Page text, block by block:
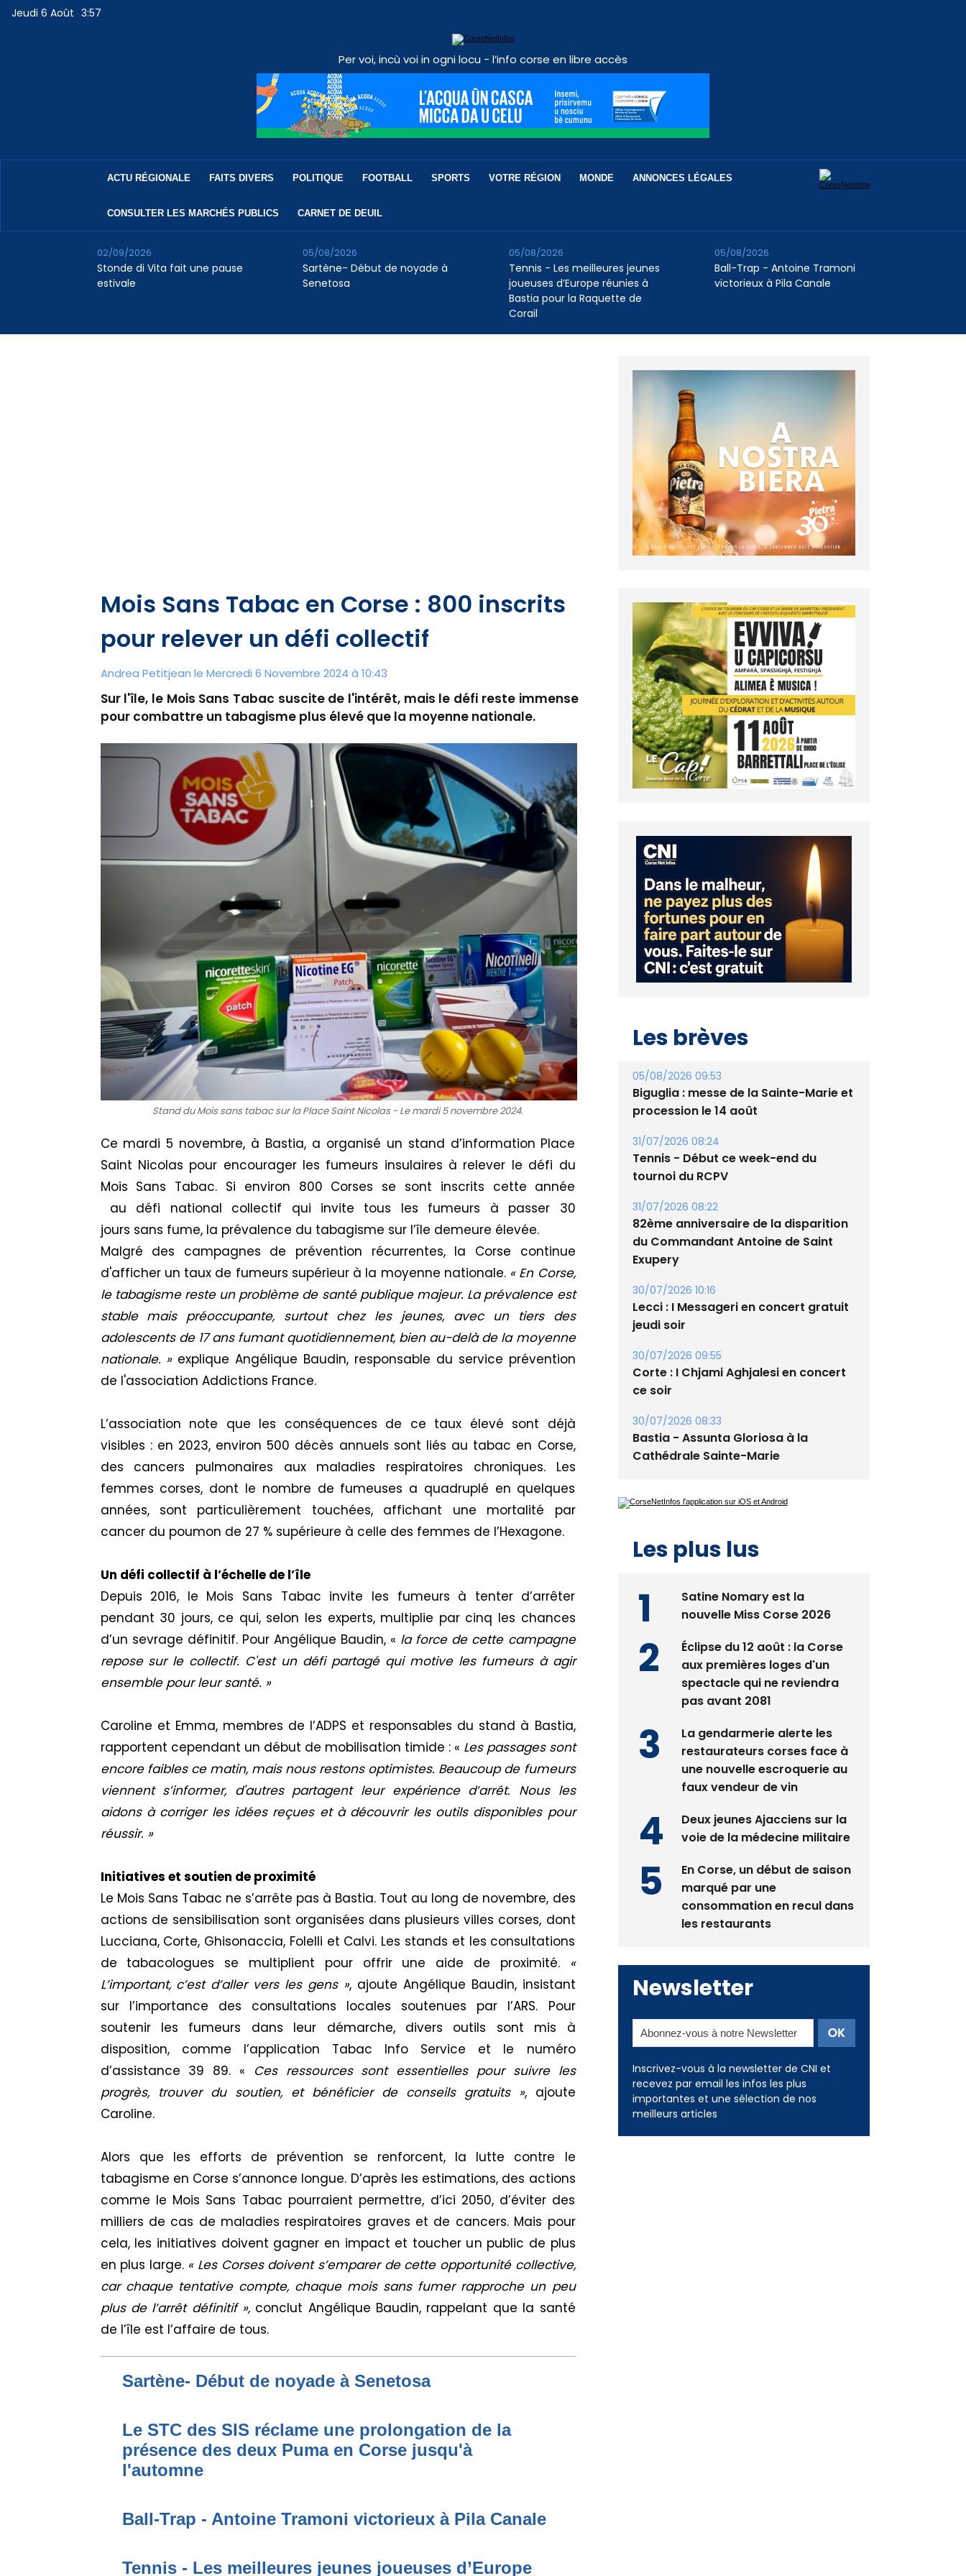
Jeudi 6 Août 3:57
Per voi, incù voi in ogni locu - l’info corse en libre accès
ACTU RÉGIONALE FAITS DIVERS POLITIQUE FOOTBALL SPORTS VOTRE RÉGION MONDE ANNONCES LÉGALES
CONSULTER LES MARCHÉS PUBLICS CARNET DE DEUIL
Stonde di Vita fait une pause
estivale
02/09/2026
Sartène- Début de noyade à
Senetosa
05/08/2026
Tennis - Les meilleures jeunes
joueuses d’Europe réunies à
Bastia pour la Raquette de
Corail
05/08/2026
Ball-Trap - Antoine Tramoni
victorieux à Pila Canale
05/08/2026
Mois Sans Tabac en Corse : 800 inscrits
pour relever un défi collectif
Andrea Petitjean le Mercredi 6 Novembre 2024 à 10:43
Sur l'île, le Mois Sans Tabac suscite de l'intérêt, mais le défi reste immense
pour combattre un tabagisme plus élevé que la moyenne nationale.
Stand du Mois sans tabac sur la Place Saint Nicolas - Le mardi 5 novembre 2024.
Ce mardi 5 novembre, à Bastia, a organisé un stand d’information Place
Saint Nicolas pour encourager les fumeurs insulaires à relever le défi du
Mois Sans Tabac. Si environ 800 Corses se sont inscrits cette année
au défi national collectif qui invite tous les fumeurs à passer 30
jours sans fume, la prévalence du tabagisme sur l’île demeure élevée.
Malgré des campagnes de prévention récurrentes, la Corse continue
d'afficher un taux de fumeurs supérieur à la moyenne nationale. « En Corse,
le tabagisme reste un problème de santé publique majeur. La prévalence est
stable mais préoccupante, surtout chez les jeunes, avec un tiers des
adolescents de 17 ans fumant quotidiennement, bien au-delà de la moyenne
nationale. » explique Angélique Baudin, responsable du service prévention
de l'association Addictions France.
L’association note que les conséquences de ce taux élevé sont déjà
visibles : en 2023, environ 500 décès annuels sont liés au tabac en Corse,
des cancers pulmonaires aux maladies respiratoires chroniques. Les
femmes corses, dont le nombre de fumeuses a quadruplé en quelques
années, sont particulièrement touchées, affichant une mortalité par
cancer du poumon de 27 % supérieure à celle des femmes de l’Hexagone.
Un défi collectif à l’échelle de l’île
Depuis 2016, le Mois Sans Tabac invite les fumeurs à tenter d’arrêter
pendant 30 jours, ce qui, selon les experts, multiplie par cinq les chances
d’un sevrage définitif. Pour Angélique Baudin, « la force de cette campagne
repose sur le collectif. C'est un défi partagé qui motive les fumeurs à agir
ensemble pour leur santé. »
Caroline et Emma, membres de l’ADPS et responsables du stand à Bastia,
rapportent cependant un début de mobilisation timide : « Les passages sont
encore faibles ce matin, mais nous restons optimistes. Beaucoup de fumeurs
viennent s’informer, d'autres partagent leur expérience d’arrêt. Nous les
aidons à corriger les idées reçues et à découvrir les outils disponibles pour
réussir. »
Initiatives et soutien de proximité
Le Mois Sans Tabac ne s’arrête pas à Bastia. Tout au long de novembre, des
actions de sensibilisation sont organisées dans plusieurs villes corses, dont
Lucciana, Corte, Ghisonaccia, Folelli et Calvi. Les stands et les consultations
de tabacologues se multiplient pour offrir une aide de proximité.«
L’important, c’est d’aller vers les gens », ajoute Angélique Baudin, insistant
sur l’importance des consultations locales soutenues par l’ARS. Pour
soutenir les fumeurs dans leur démarche, divers outils sont mis à
disposition, comme l’application Tabac Info Service et le numéro
d’assistance 39 89. « Ces ressources sont essentielles pour suivre les
progrès, trouver du soutien, et bénéficier de conseils gratuits », ajoute
Caroline.
Alors que les efforts de prévention se renforcent, la lutte contre le
tabagisme en Corse s’annonce longue. D’après les estimations, des actions
comme le Mois Sans Tabac pourraient permettre, d’ici 2050, d’éviter des
milliers de cas de maladies respiratoires graves et de cancers. Mais pour
cela, les initiatives doivent gagner en impact et toucher un public de plus
en plus large.« Les Corses doivent s’emparer de cette opportunité collective,
car chaque tentative compte, chaque mois sans fumer rapproche un peu
plus de l’arrêt définitif »,conclut Angélique Baudin, rappelant que la santé
de l’île est l’affaire de tous.
Sartène- Début de noyade à Senetosa
Le STC des SIS réclame une prolongation de la
présence des deux Puma en Corse jusqu'à
l'automne
Ball-Trap - Antoine Tramoni victorieux à Pila Canale
Tennis - Les meilleures jeunes joueuses d’Europe
Les brèves
05/08/2026 09:53
Biguglia : messe de la Sainte-Marie et
procession le 14 août
31/07/2026 08:24
Tennis - Début ce week-end du
tournoi du RCPV
31/07/2026 08:22
82ème anniversaire de la disparition
du Commandant Antoine de Saint
Exupery
30/07/2026 10:16
Lecci : I Messageri en concert gratuit
jeudi soir
30/07/2026 09:55
Corte : I Chjami Aghjalesi en concert
ce soir
30/07/2026 08:33
Bastia - Assunta Gloriosa à la
Cathédrale Sainte-Marie
Les plus lus
Satine Nomary est la
nouvelle Miss Corse 2026
Éclipse du 12 août : la Corse
aux premières loges d'un
spectacle qui ne reviendra
pas avant 2081
La gendarmerie alerte les
restaurateurs corses face à
une nouvelle escroquerie au
faux vendeur de vin
Deux jeunes Ajacciens sur la
voie de la médecine militaire
En Corse, un début de saison
marqué par une
consommation en recul dans
les restaurants
Newsletter
Inscrivez-vous à la newsletter de CNI et
recevez par email les infos les plus
importantes et une sélection de nos
meilleurs articles